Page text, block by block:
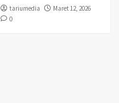
tariumedia
Maret 12, 2026
0